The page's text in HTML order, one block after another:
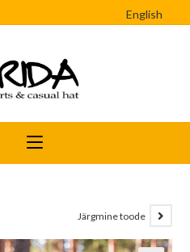
English
Järgmine toode